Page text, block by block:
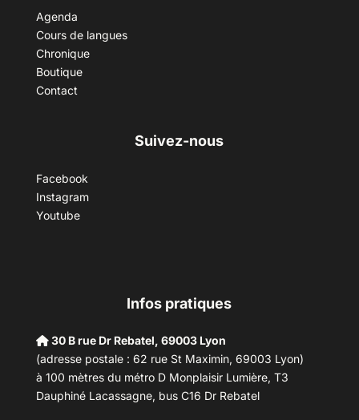
Agenda
Cours de langues
Chronique
Boutique
Contact
Suivez-nous
Facebook
Instagram
Youtube
Infos pratiques
30 B rue Dr Rebatel, 69003 Lyon
(adresse postale : 62 rue St Maximin, 69003 Lyon)
à 100 mètres du métro D Monplaisir Lumière, T3
Dauphiné Lacassagne, bus C16 Dr Rebatel